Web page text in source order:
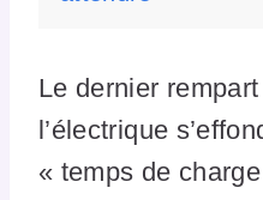
Le dernier
l’électrique
« temps de